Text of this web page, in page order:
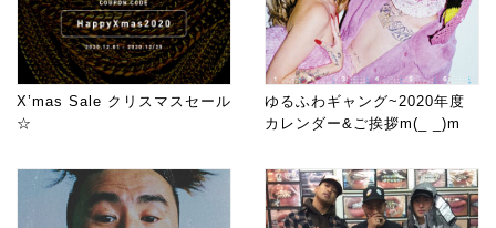
X’mas Sale クリスマスセール
☆
ゆるふわギャング~2020年度
カレンダー&ご挨拶m(_ _)m